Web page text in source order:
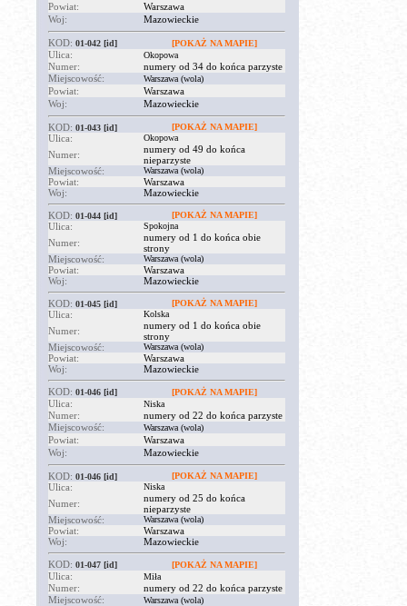
Powiat:
Warszawa
Woj:
Mazowieckie
KOD: 01-042 [id] [POKAŻ NA MAPIE]
Ulica: Okopowa
Numer:
numery od 34 do końca parzyste
Miejscowość:
Warszawa (wola)
Powiat:
Warszawa
Woj:
Mazowieckie
KOD: 01-043 [id] [POKAŻ NA MAPIE]
Ulica: Okopowa
Numer:
numery od 49 do końca
nieparzyste
Miejscowość:
Warszawa (wola)
Powiat:
Warszawa
Woj:
Mazowieckie
KOD: 01-044 [id] [POKAŻ NA MAPIE]
Ulica: Spokojna
Numer:
numery od 1 do końca obie
strony
Miejscowość:
Warszawa (wola)
Powiat:
Warszawa
Woj:
Mazowieckie
KOD: 01-045 [id] [POKAŻ NA MAPIE]
Ulica: Kolska
Numer:
numery od 1 do końca obie
strony
Miejscowość:
Warszawa (wola)
Powiat:
Warszawa
Woj:
Mazowieckie
KOD: 01-046 [id] [POKAŻ NA MAPIE]
Ulica: Niska
Numer:
numery od 22 do końca parzyste
Miejscowość:
Warszawa (wola)
Powiat:
Warszawa
Woj:
Mazowieckie
KOD: 01-046 [id] [POKAŻ NA MAPIE]
Ulica: Niska
Numer:
numery od 25 do końca
nieparzyste
Miejscowość:
Warszawa (wola)
Powiat:
Warszawa
Woj:
Mazowieckie
KOD: 01-047 [id] [POKAŻ NA MAPIE]
Ulica: Miła
Numer:
numery od 22 do końca parzyste
Miejscowość:
Warszawa (wola)